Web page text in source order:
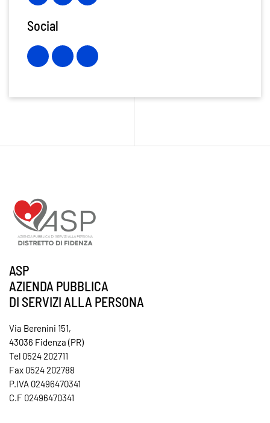
Social
ASP
AZIENDA PUBBLICA
DI SERVIZI ALLA PERSONA
Via Berenini 151,
43036 Fidenza (PR)
Tel 0524 202711
Fax 0524 202788
P.IVA 02496470341
C.F 02496470341